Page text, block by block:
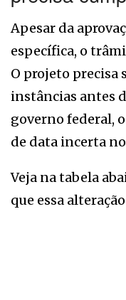
Apesar da
específica, o
O projeto precisa
instâncias antes
governo federal,
de data incerta
Veja na tabela
que essa